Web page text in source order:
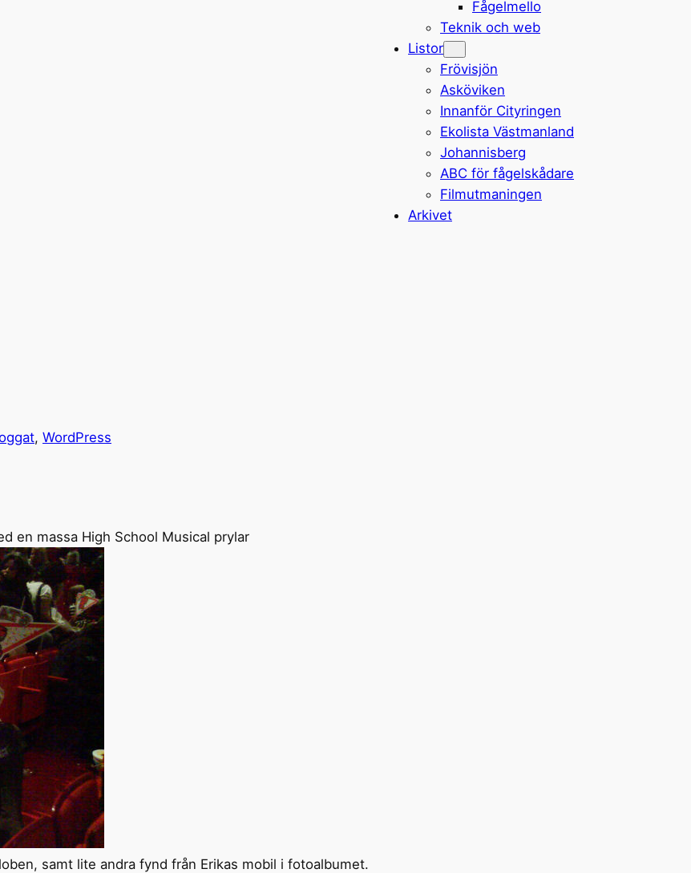
Fågelmello
Teknik och web
Listor
Frövisjön
Asköviken
Innanför Cityringen
Ekolista Västmanland
Johannisberg
ABC för fågelskådare
Filmutmaningen
Arkivet
, WordPress
en massa High School Musical prylar
samt lite andra fynd från Erikas mobil i fotoalbumet.